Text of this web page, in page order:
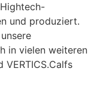
und produziert.
in vielen weiteren
VERTICS.Calfs